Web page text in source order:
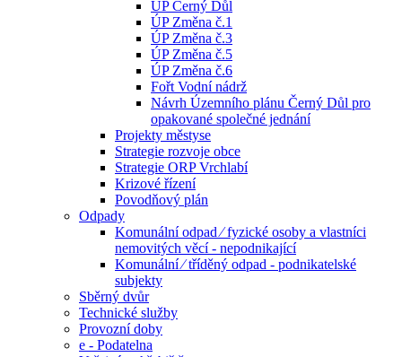
ÚP Černý Důl
ÚP Změna č.1
ÚP Změna č.3
ÚP Změna č.5
ÚP Změna č.6
Fořt Vodní nádrž
Návrh Územního plánu Černý Důl pro
opakované společné jednání
Projekty městyse
Strategie rozvoje obce
Strategie ORP Vrchlabí
Krizové řízení
Povodňový plán
Odpady
Komunální odpad ⁄ fyzické osoby a vlastníci
nemovitých věcí - nepodnikající
Komunální ⁄ tříděný odpad - podnikatelské
subjekty
Sběrný dvůr
Technické služby
Provozní doby
e - Podatelna